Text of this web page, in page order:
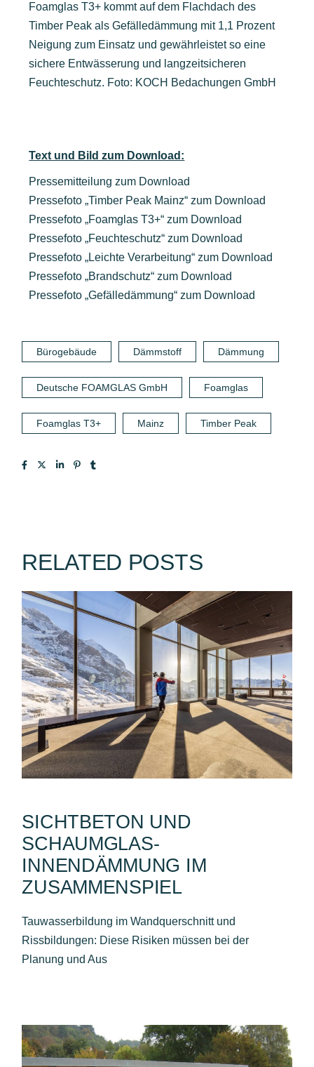
Foamglas T3+ kommt auf dem Flachdach des
Timber Peak als Gefälledämmung mit 1,1 Prozent
Neigung zum Einsatz und gewährleistet so eine
sichere Entwässerung und langzeitsicheren
Feuchteschutz. Foto: KOCH Bedachungen GmbH
Text und Bild zum Download:
Pressemitteilung zum Download
Pressefoto „Timber Peak Mainz“ zum Download
Pressefoto „Foamglas T3+“ zum Download
Pressefoto „Feuchteschutz“ zum Download
Pressefoto „Leichte Verarbeitung“ zum Download
Pressefoto „Brandschutz“ zum Download
Pressefoto „Gefälledämmung“ zum Download
Bürogebäude Dämmstoff Dämmung
Deutsche FOAMGLAS GmbH Foamglas
Foamglas T3+ Mainz Timber Peak
RELATED POSTS
SICHTBETON UND
SCHAUMGLAS-
INNENDÄMMUNG IM
ZUSAMMENSPIEL
Tauwasserbildung im Wandquerschnitt und
Rissbildungen: Diese Risiken müssen bei der
Planung und Aus